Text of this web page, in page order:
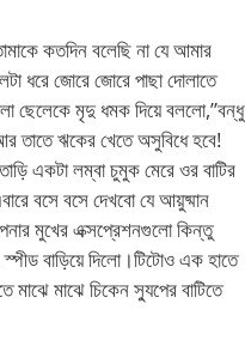
কতদিন বলেছি না যে আমার
ধরে জোরে জোরে পাছা দোলাতে
ছেলেকে মৃদু ধমক দিয়ে বললো,”বন্ধু
তাতে ঋকের খেতে অসুবিধে হবে!
একটা লম্বা চুমুক মেরে ওর বাটির
বসে বসে দেখবো যে আয়ুষ্মান
মুখের এক্সপ্রেশনগুলো কিন্তু
স্পীড বাড়িয়ে দিলো।টিটোও এক হাতে
মাঝে মাঝে চিকেন স্যুপের বাটিতে